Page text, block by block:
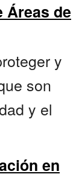
Áreas de
y
son
y el
en